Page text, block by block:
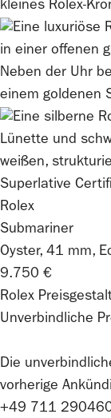
Rolex
Submariner
Oyster, 41 mm,
9.750 €
Rolex
Unverbindliche
Die
vorherige
+49 711